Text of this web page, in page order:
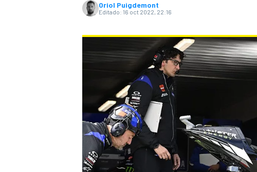
FÓRMULA E
Oriol Puigdemont
Editado: 16 oct 2022, 22:16